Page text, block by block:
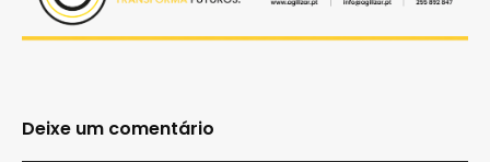
Deixe um comentário